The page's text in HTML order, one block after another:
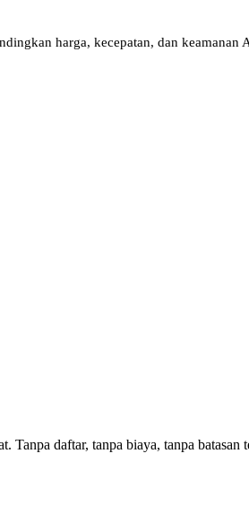
harga, kecepatan, dan
daftar, tanpa biaya, tanpa batasan